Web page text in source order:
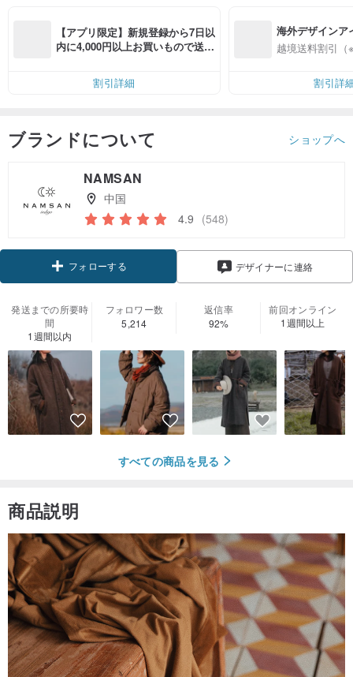
【アプリ限定】新規登録から7日以
内に4,000円以上お買いもので送料
割引詳細
海外デザインア
入
越境送料割引（
割引詳
ブランドについて ショップへ
NAMSAN
中国
4.9 (548)
フォローする デザイナーに連絡
発送までの所要時
間
1週間以内
フォロワー数
5,214
返信率
92%
前回オンライン
1週間以上
すべての商品を見る
商品説明